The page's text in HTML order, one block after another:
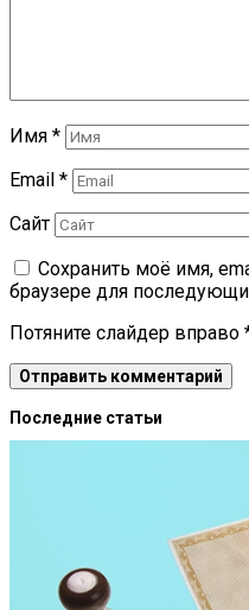
Имя *
Email *
Сайт
Сохранить моё имя,
браузере для
Потяните слайдер вправо
Последние статьи